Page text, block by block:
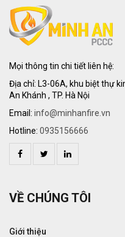
Mọi thông tin chi tiết liên hệ:
Địa chỉ: L3-06A, khu biệt thự
An Khánh , TP. Hà Nội
Email: info@minhanfire.vn
Hotline: 0935156666
VỀ CHÚNG TÔI
Giới thiệu